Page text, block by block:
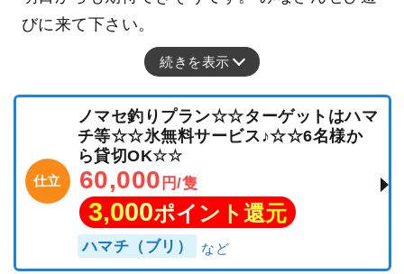
びに来て下さい。
続きを表示
仕立
ノマセ釣りプラン☆☆ターゲットはハマ
チ等☆☆氷無料サービス♪☆☆6名様か
ら貸切OK☆☆
60,000 円/隻
3,000ポイント還元
ハマチ（ブリ）